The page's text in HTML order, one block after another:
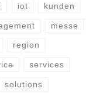
iot kunden
messe
region
services
solutions